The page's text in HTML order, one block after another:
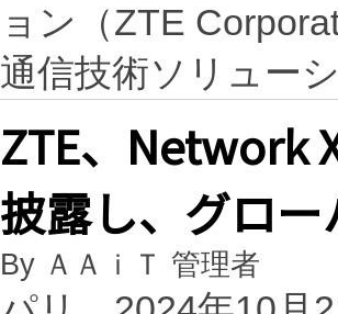
ョン（ZTE
通信技術ソリュー
ZTE、Network
披露し、グロ
By ＡＡｉＴ 管理者